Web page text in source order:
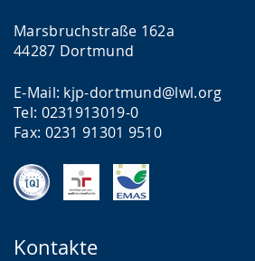
Marsbruchstraße 162a
44287 Dortmund
E-Mail: kjp-dortmund@lwl.org
Tel: 0231913019-0
Fax: 0231 91301 9510
Kontakte